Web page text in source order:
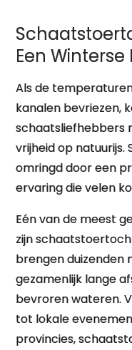
Een Winterse
Als de
kanalen bevriezen,
schaatsliefhebbers
vrijheid op natuurijs.
omringd door een
ervaring die velen
Eén van de meest
zijn
brengen duizenden
gezamenlijk lange
bevroren wateren.
tot lokale
provincies,